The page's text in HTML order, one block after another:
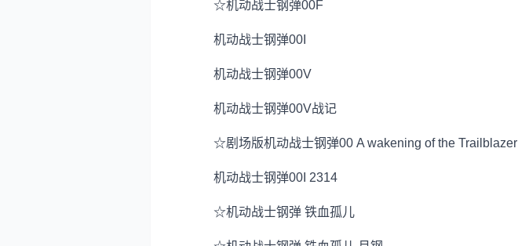
☆机动战士钢弹00F
机动战士钢弹00I
机动战士钢弹00V
机动战士钢弹00V战记
☆剧场版机动战士钢弹00 A wakening of the Trailblazer
机动战士钢弹00I 2314
☆机动战士钢弹 铁血孤儿